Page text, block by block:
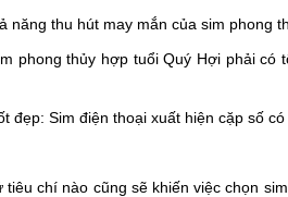
năng thu hút may mắn của sim phong
phong thủy hợp tuổi Quý Hợi phải
đẹp: Sim điện thoại xuất hiện cặp số
chí nào cũng sẽ khiến việc chọn